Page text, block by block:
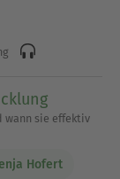
wann sie effektiv
Hofert